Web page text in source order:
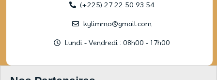
(+225) 27 22 50 93 54
kylimmo@gmail.com
Lundi - Vendredi : 08h00 - 17h00